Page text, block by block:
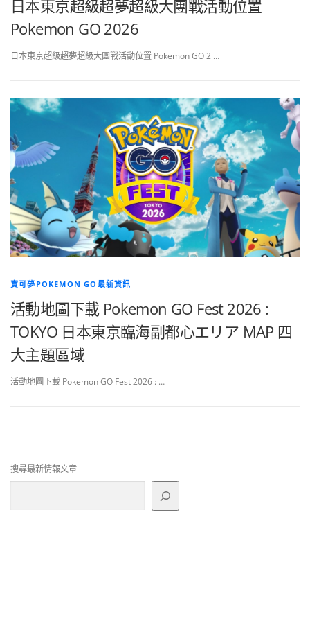
日本東京超級超夢超級大團戰活動位置
Pokemon GO 2026
日本東京超級超夢超級大團戰活動位置 Pokemon GO 2 …
寶可夢POKEMON GO最新資訊
活動地圖下載 Pokemon GO Fest 2026 :
TOKYO 日本東京臨海副都心エリア MAP 四
大主題區域
活動地圖下載 Pokemon GO Fest 2026 : …
搜尋最新情報文章